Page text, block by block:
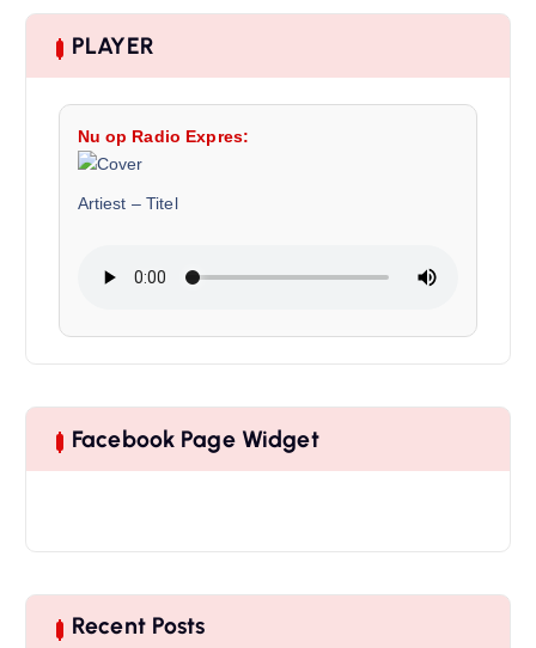
PLAYER
Nu op Radio Expres:
Artiest – Titel
Facebook Page Widget
Recent Posts